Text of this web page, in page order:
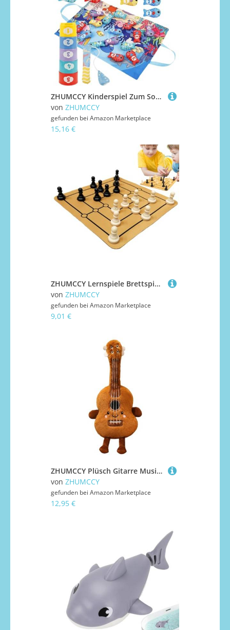
ZHUMCCY Kinderspiel Zum Sortieren Und Zählen | Stoffspielzeug Farbensortierung Zählspiel | Lernspiel Angelspiel Aktivität | Für Wohnzimmer Klassenzimmer Sinnesecke
von ZHUMCCY
gefunden bei Amazon Marketplace
15,16 €
ZHUMCCY Lernspiele Brettspiele,Gesellschaftsspiel Für Familien | Tragbares Spielzeug Für Erwachsene Anfänger Kinder Zuhause Familienunterhaltung Partyspaß Ab 4 Jahren
von ZHUMCCY
gefunden bei Amazon Marketplace
9,01 €
ZHUMCCY Plüsch Gitarre Musikinstrument Kuscheltier,Niedliches Kuscheliges Gitarrenkissen Musikinstrument | Realistische Plüschpuppe Wohnaccessoire für Jugendliche Mädchen Männer Frauen Erwachsene
von ZHUMCCY
gefunden bei Amazon Marketplace
12,95 €